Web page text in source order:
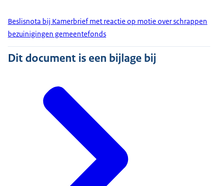
Beslisnota bij Kamerbrief met reactie op motie over schrappen
bezuinigingen gemeentefonds
Dit document is een bijlage bij